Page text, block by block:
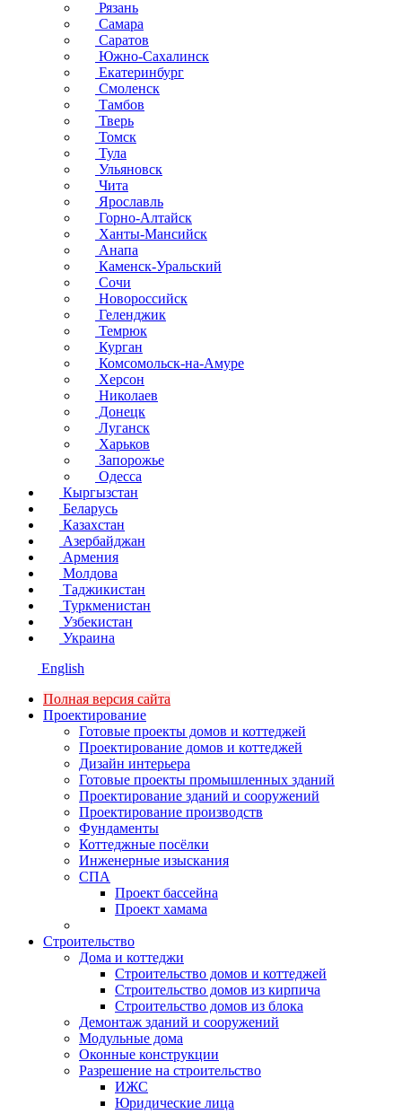
Рязань
Самара
Саратов
Южно-Сахалинск
Екатеринбург
Смоленск
Тамбов
Тверь
Томск
Тула
Ульяновск
Чита
Ярославль
Горно-Алтайск
Ханты-Мансийск
Анапа
Каменск-Уральский
Сочи
Новороссийск
Геленджик
Темрюк
Курган
Комсомольск-на-Амуре
Херсон
Николаев
Донецк
Луганск
Харьков
Запорожье
Одесса
Кыргызстан
Беларусь
Казахстан
Азербайджан
Армения
Молдова
Таджикистан
Туркменистан
Узбекистан
Украина
English
Полная версия сайта
Проектирование
Готовые проекты домов и коттеджей
Проектирование домов и коттеджей
Дизайн интерьера
Готовые проекты промышленных зданий
Проектирование зданий и сооружений
Проектирование производств
Фундаменты
Коттеджные посёлки
Инженерные изыскания
СПА
Проект бассейна
Проект хамама
Строительство
Дома и коттеджи
Строительство домов и коттеджей
Строительство домов из кирпича
Строительство домов из блока
Демонтаж зданий и сооружений
Модульные дома
Оконные конструкции
Разрешение на строительство
ИЖС
Юридические лица